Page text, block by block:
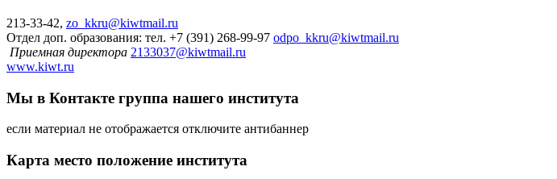
213-33-42, zo_kkru@kiwtmail.ru
Отдел доп. образования: тел. +7 (391) 268-99-97 odpo_kkru@kiwtmail.ru
Приемная директора 2133037@kiwtmail.ru
www.kiwt.ru
Мы в Контакте группа нашего института
если материал не отображается отключите антибаннер
Карта место положение института